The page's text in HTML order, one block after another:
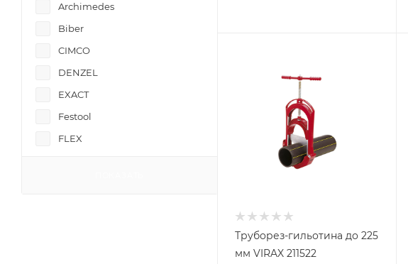
Труборез-гильотина до 225
мм VIRAX 211522
Archimedes
Biber
CIMCO
DENZEL
EXACT
Festool
FLEX